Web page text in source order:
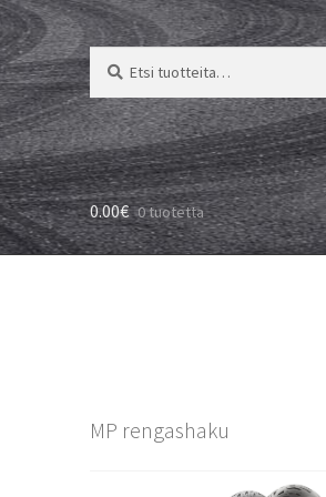
Etsi:
Haku
0.00€ 0 tuotetta
MP rengashaku